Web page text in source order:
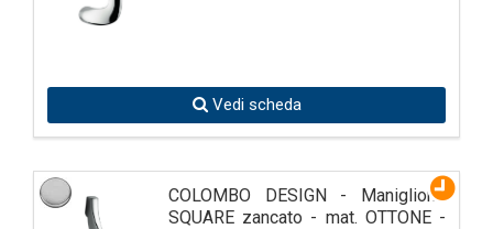
Vedi scheda
COLOMBO DESIGN - Maniglione
SQUARE zancato - mat. OTTONE -